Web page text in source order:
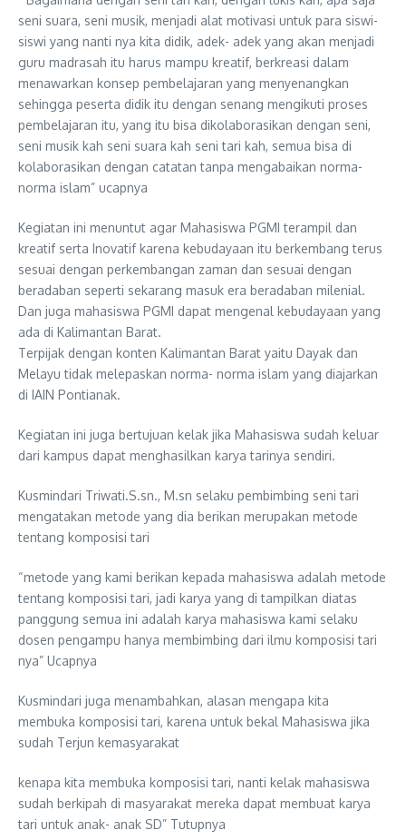
seni suara, seni musik, menjadi alat motivasi untuk para siswi-
siswi yang nanti nya kita didik, adek- adek yang akan menjadi
guru madrasah itu harus mampu kreatif, berkreasi dalam
menawarkan konsep pembelajaran yang menyenangkan
sehingga peserta didik itu dengan senang mengikuti proses
pembelajaran itu, yang itu bisa dikolaborasikan dengan seni,
seni musik kah seni suara kah seni tari kah, semua bisa di
kolaborasikan dengan catatan tanpa mengabaikan norma-
norma islam” ucapnya
Kegiatan ini menuntut agar Mahasiswa PGMI terampil dan
kreatif serta Inovatif karena kebudayaan itu berkembang terus
sesuai dengan perkembangan zaman dan sesuai dengan
beradaban seperti sekarang masuk era beradaban milenial.
Dan juga mahasiswa PGMI dapat mengenal kebudayaan yang
ada di Kalimantan Barat.
Terpijak dengan konten Kalimantan Barat yaitu Dayak dan
Melayu tidak melepaskan norma- norma islam yang diajarkan
di IAIN Pontianak.
Kegiatan ini juga bertujuan kelak jika Mahasiswa sudah keluar
dari kampus dapat menghasilkan karya tarinya sendiri.
Kusmindari Triwati.S.sn., M.sn selaku pembimbing seni tari
mengatakan metode yang dia berikan merupakan metode
tentang komposisi tari
“metode yang kami berikan kepada mahasiswa adalah metode
tentang komposisi tari, jadi karya yang di tampilkan diatas
panggung semua ini adalah karya mahasiswa kami selaku
dosen pengampu hanya membimbing dari ilmu komposisi tari
nya” Ucapnya
Kusmindari juga menambahkan, alasan mengapa kita
membuka komposisi tari, karena untuk bekal Mahasiswa jika
sudah Terjun kemasyarakat
kenapa kita membuka komposisi tari, nanti kelak mahasiswa
sudah berkipah di masyarakat mereka dapat membuat karya
tari untuk anak- anak SD” Tutupnya